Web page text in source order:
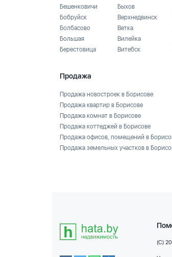
Бешенковичи
Бобруйск
Болбасово
Большая
Берестовица
Быхов
Верхнедвинск
Ветка
Вилейка
Витебск
Продажа
Продажа новостроек в Борисове
Продажа квартир в Борисове
Продажа комнат в Борисове
Продажа коттеджей в Борисове
Продажа офисов, помещений в
Продажа земельных участков в
(C)